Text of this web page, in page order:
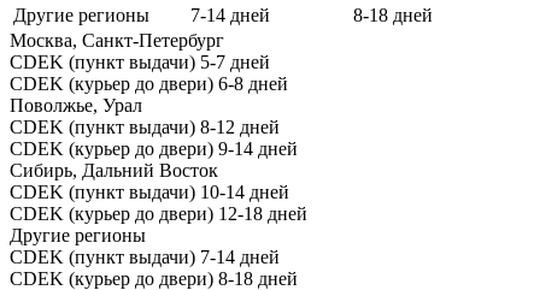
Другие регионы
7-14 дней
8-18 дней
Москва, Санкт-Петербург
CDEK (пункт выдачи) 5-7 дней
CDEK (курьер до двери) 6-8 дней
Поволжье, Урал
CDEK (пункт выдачи) 8-12 дней
CDEK (курьер до двери) 9-14 дней
Сибирь, Дальний Восток
CDEK (пункт выдачи) 10-14 дней
CDEK (курьер до двери) 12-18 дней
Другие регионы
CDEK (пункт выдачи) 7-14 дней
CDEK (курьер до двери) 8-18 дней